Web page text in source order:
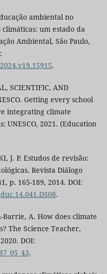
ambiental no
um estado da
Ambiental, São Paulo,
.
SCIENTIFIC, AND
Getting every school
integrating climate
UNESCO, 2021. (Education
J. P. Estudos de revisão:
Revista Diálogo
p. 165-189, 2014. DOI:
.
Barrie, A. How does climate
The Science Teacher,
DOI:
.